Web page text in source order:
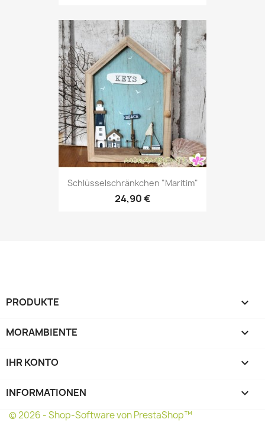
Schlüsselschränkchen "Maritim"
24,90 €
PRODUKTE 
MORAMBIENTE 
IHR KONTO 
INFORMATIONEN keyboard_arrow_down
© 2026 - Shop-Software von PrestaShop™